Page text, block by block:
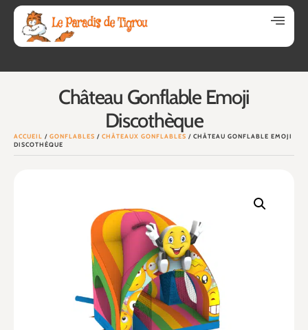
Château Gonflable Emoji
Discothèque
ACCUEIL / GONFLABLES / CHÂTEAUX GONFLABLES / CHÂTEAU GONFLABLE EMOJI
DISCOTHÈQUE